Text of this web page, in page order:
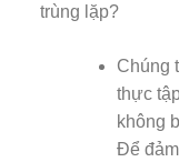
trùng lặp?
Chúng
thực
không
Để